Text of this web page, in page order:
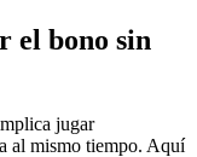
el bono sin
jugar
al mismo tiempo. Aquí